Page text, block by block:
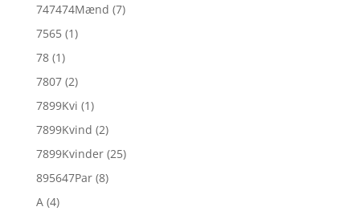
747474Mænd (7)
7565 (1)
78 (1)
7807 (2)
7899Kvi (1)
7899Kvind (2)
7899Kvinder (25)
895647Par (8)
A (4)